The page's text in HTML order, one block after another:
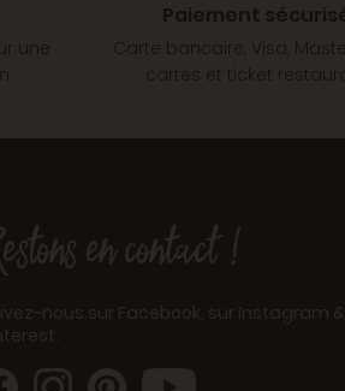
une
Paiement
Carte bancaire, Visa,
cartes et ticket
en contact !
nous sur Facebook, sur Instagram &